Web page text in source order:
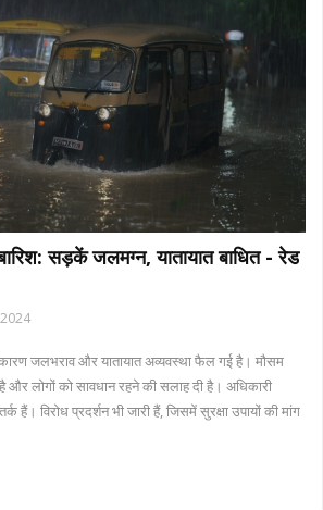
सड़कें जलमग्न, यातायात बाधित - रेड
कारण जलभराव और यातायात अव्यवस्था फैल गई है। मौसम
और लोगों को सावधान रहने की सलाह दी है। अधिकारी
विरोध प्रदर्शन भी जारी हैं, जिसमें सुरक्षा उपायों की मांग